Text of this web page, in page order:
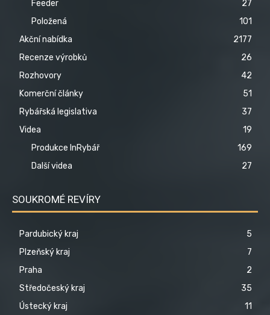
Feeder
27
Položená
101
Akční nabídka
2177
Recenze výrobků
26
Rozhovory
42
Komerční články
51
Rybářská legislativa
37
Videa
19
Produkce InRybář
169
Další videa
27
SOUKROMÉ REVÍRY
Pardubický kraj
5
Plzeňský kraj
7
Praha
2
Středočeský kraj
35
Ústecký kraj
11